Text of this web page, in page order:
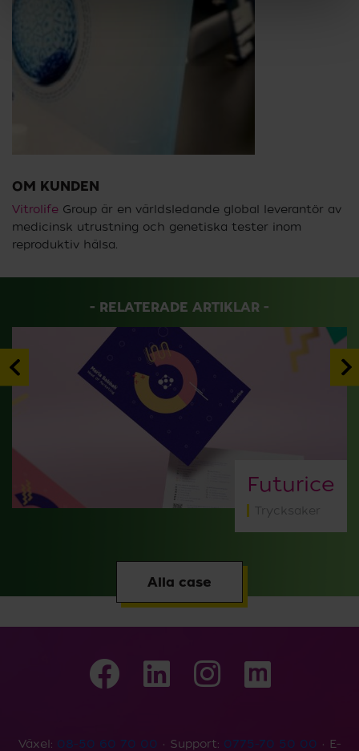
OM KUNDEN
Vitrolife Group är en världsledande global leverantör av
medicinsk utrustning och genetiska tester inom
reproduktiv hälsa.
RELATERADE ARTIKLAR
Futurice
Trycksaker
Alla case
Växel: 08-50 60 70 00 • Support: 0775-70 50 00 • E-